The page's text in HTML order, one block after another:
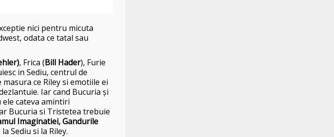
nici pentru micuta
odata ce tatal sau
, Frica (Bill Hader), Furie
in Sediu, centrul de
ce Riley si emotiile ei
Iar cand Bucuria și
cateva amintiri
Bucuria si Tristetea trebuie
Imaginatiei, Gandurile
Sediu si la Riley.